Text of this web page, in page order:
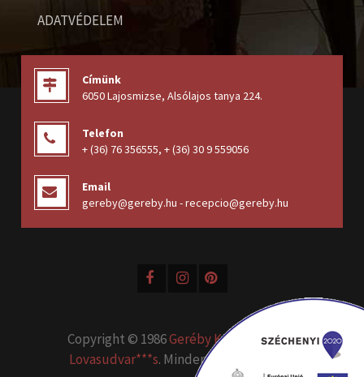
ADATVÉDELEM
Címünk
6050 Lajosmizse, Alsólajos tanya 224.
Telefon
+ (36) 76 356555, + (36) 30 9 559056
Email
gereby@gereby.hu - recepcio@gereby.hu
Copyright © 1986Geréby Kúria Hotel és
Lovasudvar***s. Minden jog fenntartva.